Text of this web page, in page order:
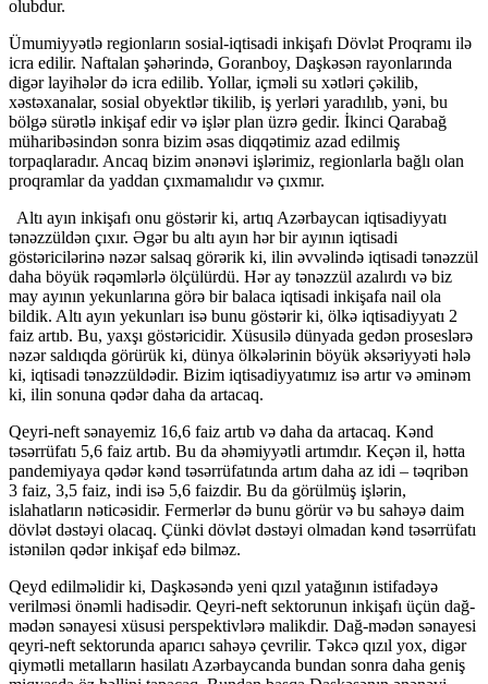
olubdur.
Ümumiyyətlə regionların sosial-iqtisadi inkişafı Dövlət Proqramı ilə
icra edilir. Naftalan şəhərində, Goranboy, Daşkəsən rayonlarında
digər layihələr də icra edilib. Yollar, içməli su xətləri çəkilib,
xəstəxanalar, sosial obyektlər tikilib, iş yerləri yaradılıb, yəni, bu
bölgə sürətlə inkişaf edir və işlər plan üzrə gedir. İkinci Qarabağ
müharibəsindən sonra bizim əsas diqqətimiz azad edilmiş
torpaqlaradır. Ancaq bizim ənənəvi işlərimiz, regionlarla bağlı olan
proqramlar da yaddan çıxmamalıdır və çıxmır.
Altı ayın inkişafı onu göstərir ki, artıq Azərbaycan iqtisadiyyatı
tənəzzüldən çıxır. Əgər bu altı ayın hər bir ayının iqtisadi
göstəricilərinə nəzər salsaq görərik ki, ilin əvvəlində iqtisadi tənəzzül
daha böyük rəqəmlərlə ölçülürdü. Hər ay tənəzzül azalırdı və biz
may ayının yekunlarına görə bir balaca iqtisadi inkişafa nail ola
bildik. Altı ayın yekunları isə bunu göstərir ki, ölkə iqtisadiyyatı 2
faiz artıb. Bu, yaxşı göstəricidir. Xüsusilə dünyada gedən proseslərə
nəzər saldıqda görürük ki, dünya ölkələrinin böyük əksəriyyəti hələ
ki, iqtisadi tənəzzüldədir. Bizim iqtisadiyyatımız isə artır və əminəm
ki, ilin sonuna qədər daha da artacaq.
Qeyri-neft sənayemiz 16,6 faiz artıb və daha da artacaq. Kənd
təsərrüfatı 5,6 faiz artıb. Bu da əhəmiyyətli artımdır. Keçən il, hətta
pandemiyaya qədər kənd təsərrüfatında artım daha az idi – təqribən
3 faiz, 3,5 faiz, indi isə 5,6 faizdir. Bu da görülmüş işlərin,
islahatların nəticəsidir. Fermerlər də bunu görür və bu sahəyə daim
dövlət dəstəyi olacaq. Çünki dövlət dəstəyi olmadan kənd təsərrüfatı
istənilən qədər inkişaf edə bilməz.
Qeyd edilməlidir ki, Daşkəsəndə yeni qızıl yatağının istifadəyə
verilməsi önəmli hadisədir. Qeyri-neft sektorunun inkişafı üçün dağ-
mədən sənayesi xüsusi perspektivlərə malikdir. Dağ-mədən sənayesi
qeyri-neft sektorunda aparıcı sahəyə çevrilir. Təkcə qızıl yox, digər
qiymətli metalların hasilatı Azərbaycanda bundan sonra daha geniş